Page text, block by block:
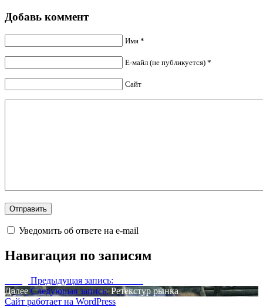
Добавь коммент
Имя *
Е-майл (не публикуется) *
Сайт
Уведомить об ответе на e-mail
Навигация по записям
Предыдущая запись:
Далее Следующая запись: Ретекстур рынка
Сайт работает на WordPress